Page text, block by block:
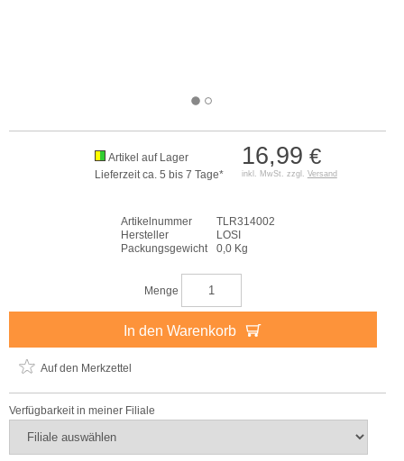
16,99 €
inkl. MwSt. zzgl. Versand
Artikel auf Lager
Lieferzeit ca. 5 bis 7 Tage*
Artikelnummer
TLR314002
Hersteller
LOSI
Packungsgewicht
0,0 Kg
Menge
In den Warenkorb
Auf den Merkzettel
Verfügbarkeit in meiner Filiale